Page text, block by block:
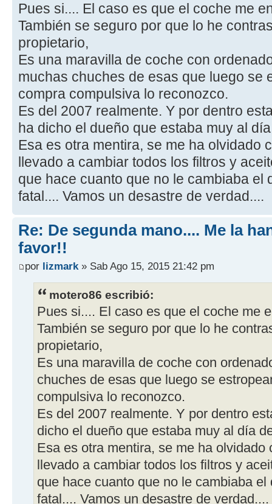
Pues si.... El caso es que el coche me
También se seguro por que lo he
propietario,
Es una maravilla de coche con
muchas chuches de esas que luego se
compra compulsiva lo reconozco.
Es del 2007 realmente. Y por dentro
ha dicho el dueño que estaba muy al
Esa es otra mentira, se me ha olvidado
llevado a cambiar todos los filtros y
que hace cuanto que no le cambiaba el
fatal.... Vamos un desastre de verdad....
Re: De segunda mano.... Me la
favor!!
por lizmark » Sab Ago 15, 2015 21:42 pm
motero86 escribió:
Pues si.... El caso es que el coche me
También se seguro por que lo he
propietario,
Es una maravilla de coche con
chuches de esas que luego se
compulsiva lo reconozco.
Es del 2007 realmente. Y por dentro
dicho el dueño que estaba muy al día
Esa es otra mentira, se me ha olvidado
llevado a cambiar todos los filtros y
que hace cuanto que no le cambiaba
fatal.... Vamos un desastre de verdad....